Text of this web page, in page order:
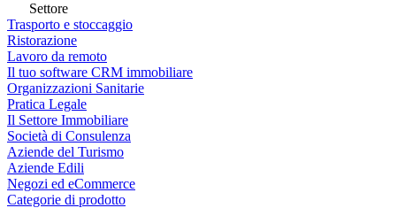
Settore
Trasporto e stoccaggio
Ristorazione
Lavoro da remoto
Il tuo software CRM immobiliare
Organizzazioni Sanitarie
Pratica Legale
Il Settore Immobiliare
Società di Consulenza
Aziende del Turismo
Aziende Edili
Negozi ed eCommerce
Categorie di prodotto